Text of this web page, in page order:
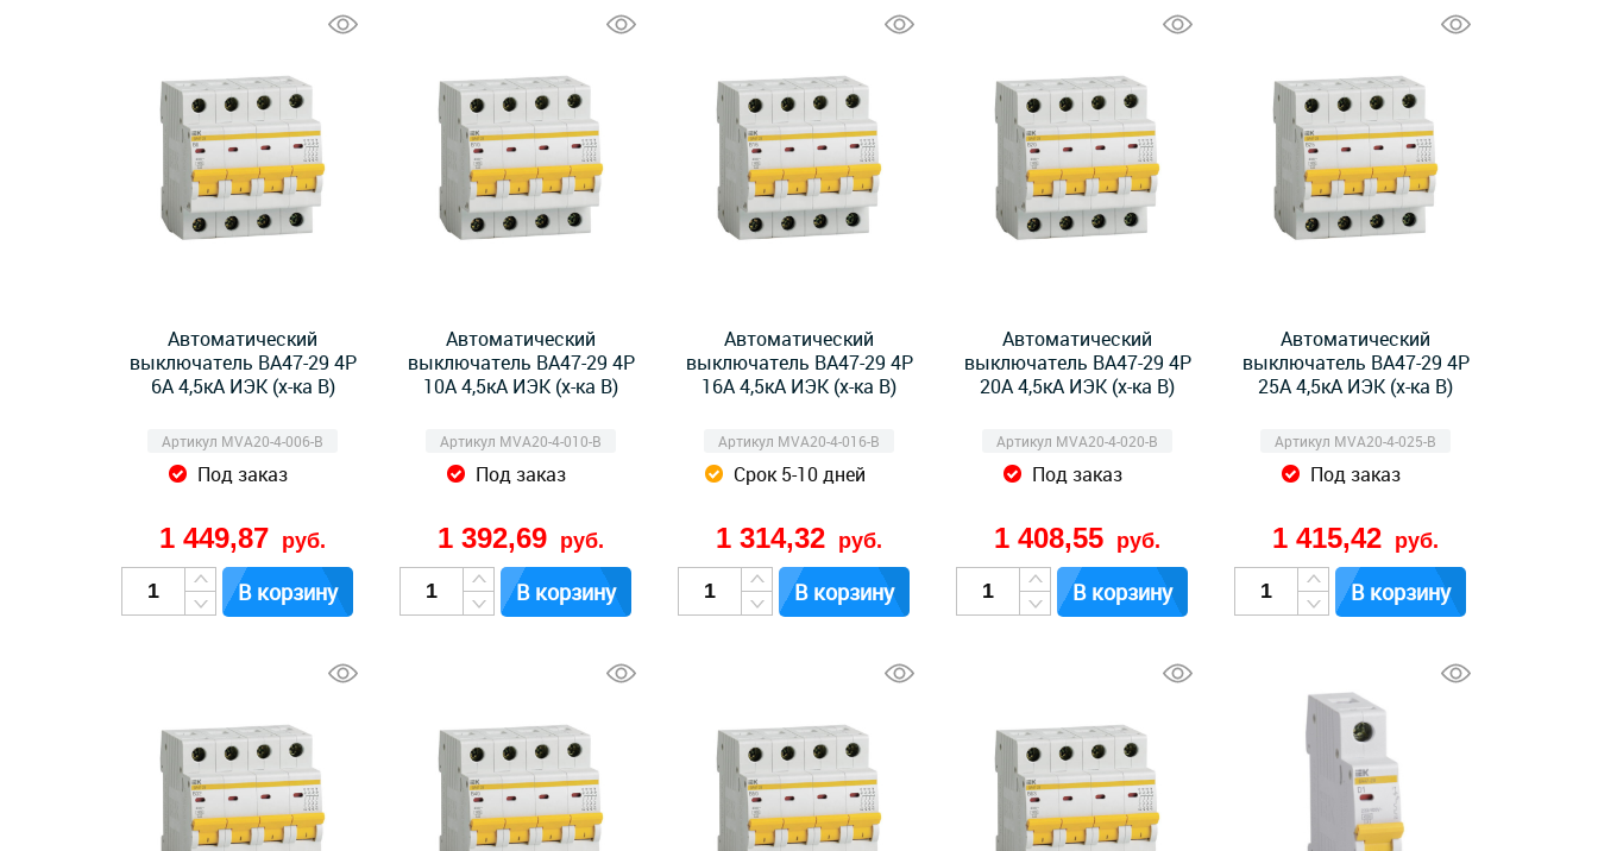
Автоматический
выключатель ВА47-29 4Р
6А 4,5кА ИЭК (х-ка B)
Артикул MVA20-4-006-B
Под заказ
1 449,87 руб.
В корзину
Автоматический
выключатель ВА47-29 4Р
10А 4,5кА ИЭК (х-ка B)
Артикул MVA20-4-010-B
Под заказ
1 392,69 руб.
В корзину
Автоматический
выключатель ВА47-29 4Р
16А 4,5кА ИЭК (х-ка B)
Артикул MVA20-4-016-B
Срок 5-10 дней
1 314,32 руб.
В корзину
Автоматический
выключатель ВА47-29 4Р
20А 4,5кА ИЭК (х-ка B)
Артикул MVA20-4-020-B
Под заказ
1 408,55 руб.
В корзину
Автоматический
выключатель ВА47-29 4Р
25А 4,5кА ИЭК (х-ка B)
Артикул MVA20-4-025-B
Под заказ
1 415,42 руб.
В корзину